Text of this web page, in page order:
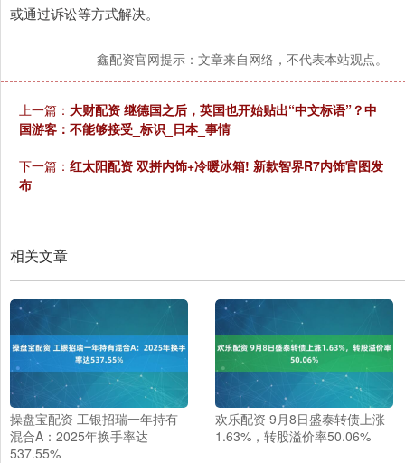
或通过诉讼等方式解决。
鑫配资官网提示：文章来自网络，不代表本站观点。
上一篇： 大财配资 继德国之后，英国也开始贴出“中文标语”？中
国游客：不能够接受_标识_日本_事情
下一篇： 红太阳配资 双拼内饰+冷暖冰箱! 新款智界R7内饰官图发
布
相关文章
操盘宝配资 工银招瑞一年持有
混合A：2025年换手率达
537.55%
欢乐配资 9月8日盛泰转债上涨
1.63%，转股溢价率50.06%